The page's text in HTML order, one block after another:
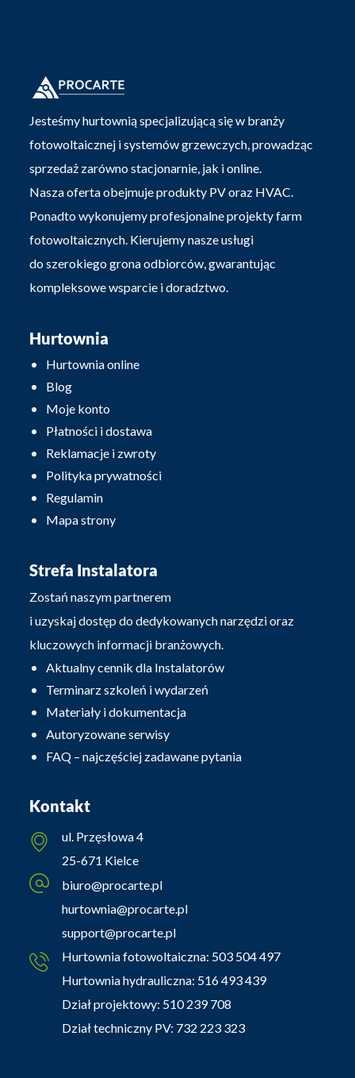
Jesteśmy hurtownią specjalizującą się w branży
fotowoltaicznej i systemów grzewczych, prowadząc
sprzedaż zarówno stacjonarnie, jak i online.
Nasza oferta obejmuje produkty PV oraz HVAC.
Ponadto wykonujemy profesjonalne projekty farm
fotowoltaicznych. Kierujemy nasze usługi
do szerokiego grona odbiorców, gwarantując
kompleksowe wsparcie i doradztwo.
Hurtownia
Hurtownia online
Blog
Moje konto
Płatności i dostawa
Reklamacje i zwroty
Polityka prywatności
Regulamin
Mapa strony
Strefa Instalatora
Zostań naszym partnerem
i uzyskaj dostęp do dedykowanych narzędzi oraz
kluczowych informacji branżowych.
Aktualny cennik dla Instalatorów
Terminarz szkoleń i wydarzeń
Materiały i dokumentacja
Autoryzowane serwisy
FAQ – najczęściej zadawane pytania
Kontakt
ul. Przęsłowa 4
25-671 Kielce
biuro@procarte.pl
hurtownia@procarte.pl
support@procarte.pl
Hurtownia fotowoltaiczna: 503 504 497
Hurtownia hydrauliczna: 516 493 439
Dział projektowy: 510 239 708
Dział techniczny PV: 732 223 323